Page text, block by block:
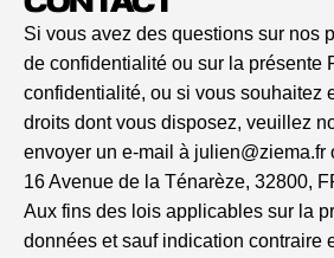
Si vous avez des questions sur nos
de confidentialité ou sur la présente
confidentialité, ou si vous souhaitez
droits dont vous disposez, veuillez
envoyer un e-mail à julien@ziema.fr
16 Avenue de la Ténarèze, 32800,
Aux fins des lois applicables sur la
données et sauf indication contraire